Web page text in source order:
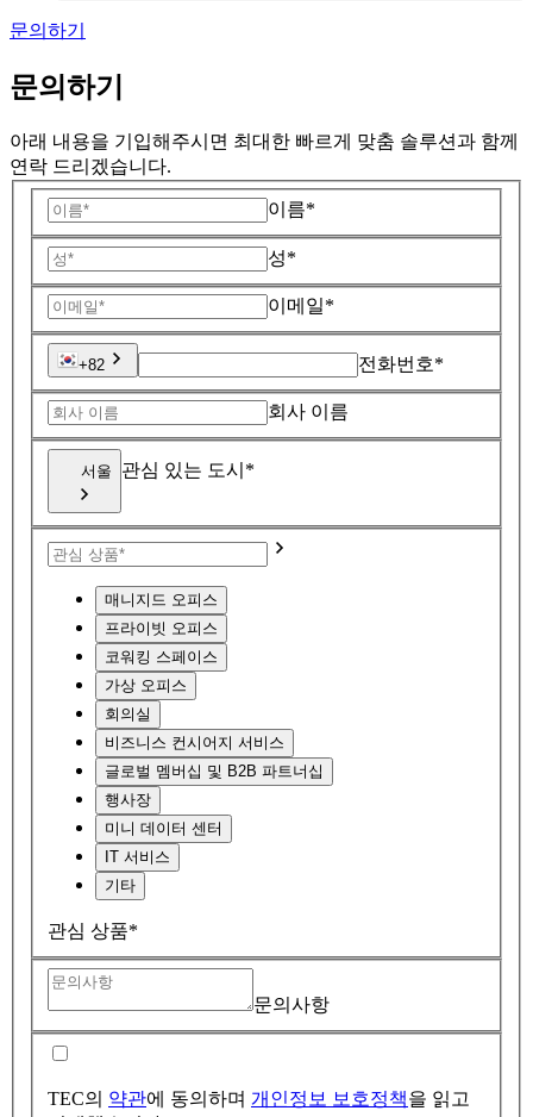
문의하기
문의하기
아래 내용을 기입해주시면 최대한 빠르게 맞춤 솔루션과 함께
연락 드리겠습니다.
이름*
성*
이메일*
+82 전화번호*
회사 이름
서울 관심 있는 도시*
매니지드 오피스
프라이빗 오피스
코워킹 스페이스
가상 오피스
회의실
비즈니스 컨시어지 서비스
글로벌 멤버십 및 B2B 파트너십
행사장
미니 데이터 센터
IT 서비스
기타
관심 상품*
문의사항
TEC의 약관에 동의하며 개인정보 보호정책을 읽고